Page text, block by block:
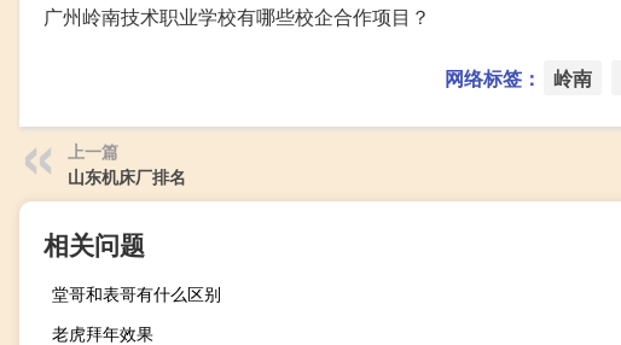
广州岭南技术职业学校有哪些校企合作项目？
网络标签： 岭南
上一篇
山东机床厂排名
相关问题
堂哥和表哥有什么区别
老虎拜年效果